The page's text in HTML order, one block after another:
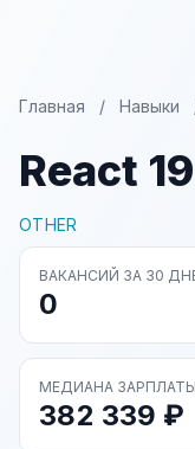
Главная / Навыки
React 19
OTHER
ВАКАНСИЙ ЗА 30
0
МЕДИАНА ЗАРПЛАТЫ
382 339 ₽